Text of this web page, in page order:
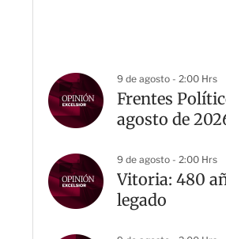
9 de agosto - 2:00 Hrs
Frentes
agosto de
9 de agosto - 2:00 Hrs
Vitoria: 480
legado